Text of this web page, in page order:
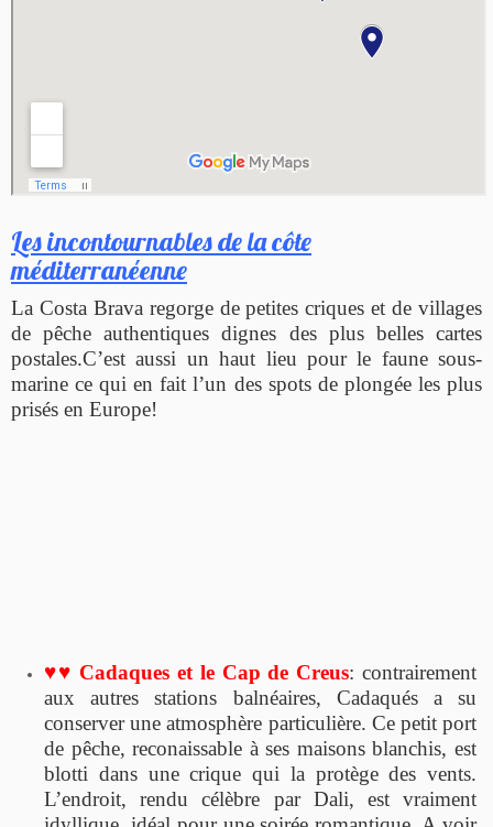
Les incontournables de la côte
méditerranéenne
La Costa Brava regorge de petites criques et de villages
de pêche authentiques dignes des plus belles cartes
postales.C’est aussi un haut lieu pour le faune sous-
marine ce qui en fait l’un des spots de plongée les plus
prisés en Europe!
♥♥ Cadaques et le Cap de Creus: contrairement
aux autres stations balnéaires, Cadaqués a su
conserver une atmosphère particulière. Ce petit port
de pêche, reconaissable à ses maisons blanchis, est
blotti dans une crique qui la protège des vents.
L’endroit, rendu célèbre par Dali, est vraiment